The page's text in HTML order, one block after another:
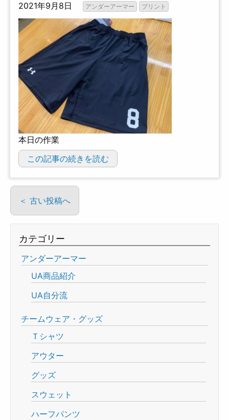
2021年9月8日 アンダーアーマー プリント
本日の作業
この記事の続きを読む
＜ 古い投稿へ
カテゴリー
アンダーアーマー
UA商品紹介
UA自分流
チームウェア・グッズ
Ｔシャツ
アウター
グッズ
スウェット
ハーフパンツ